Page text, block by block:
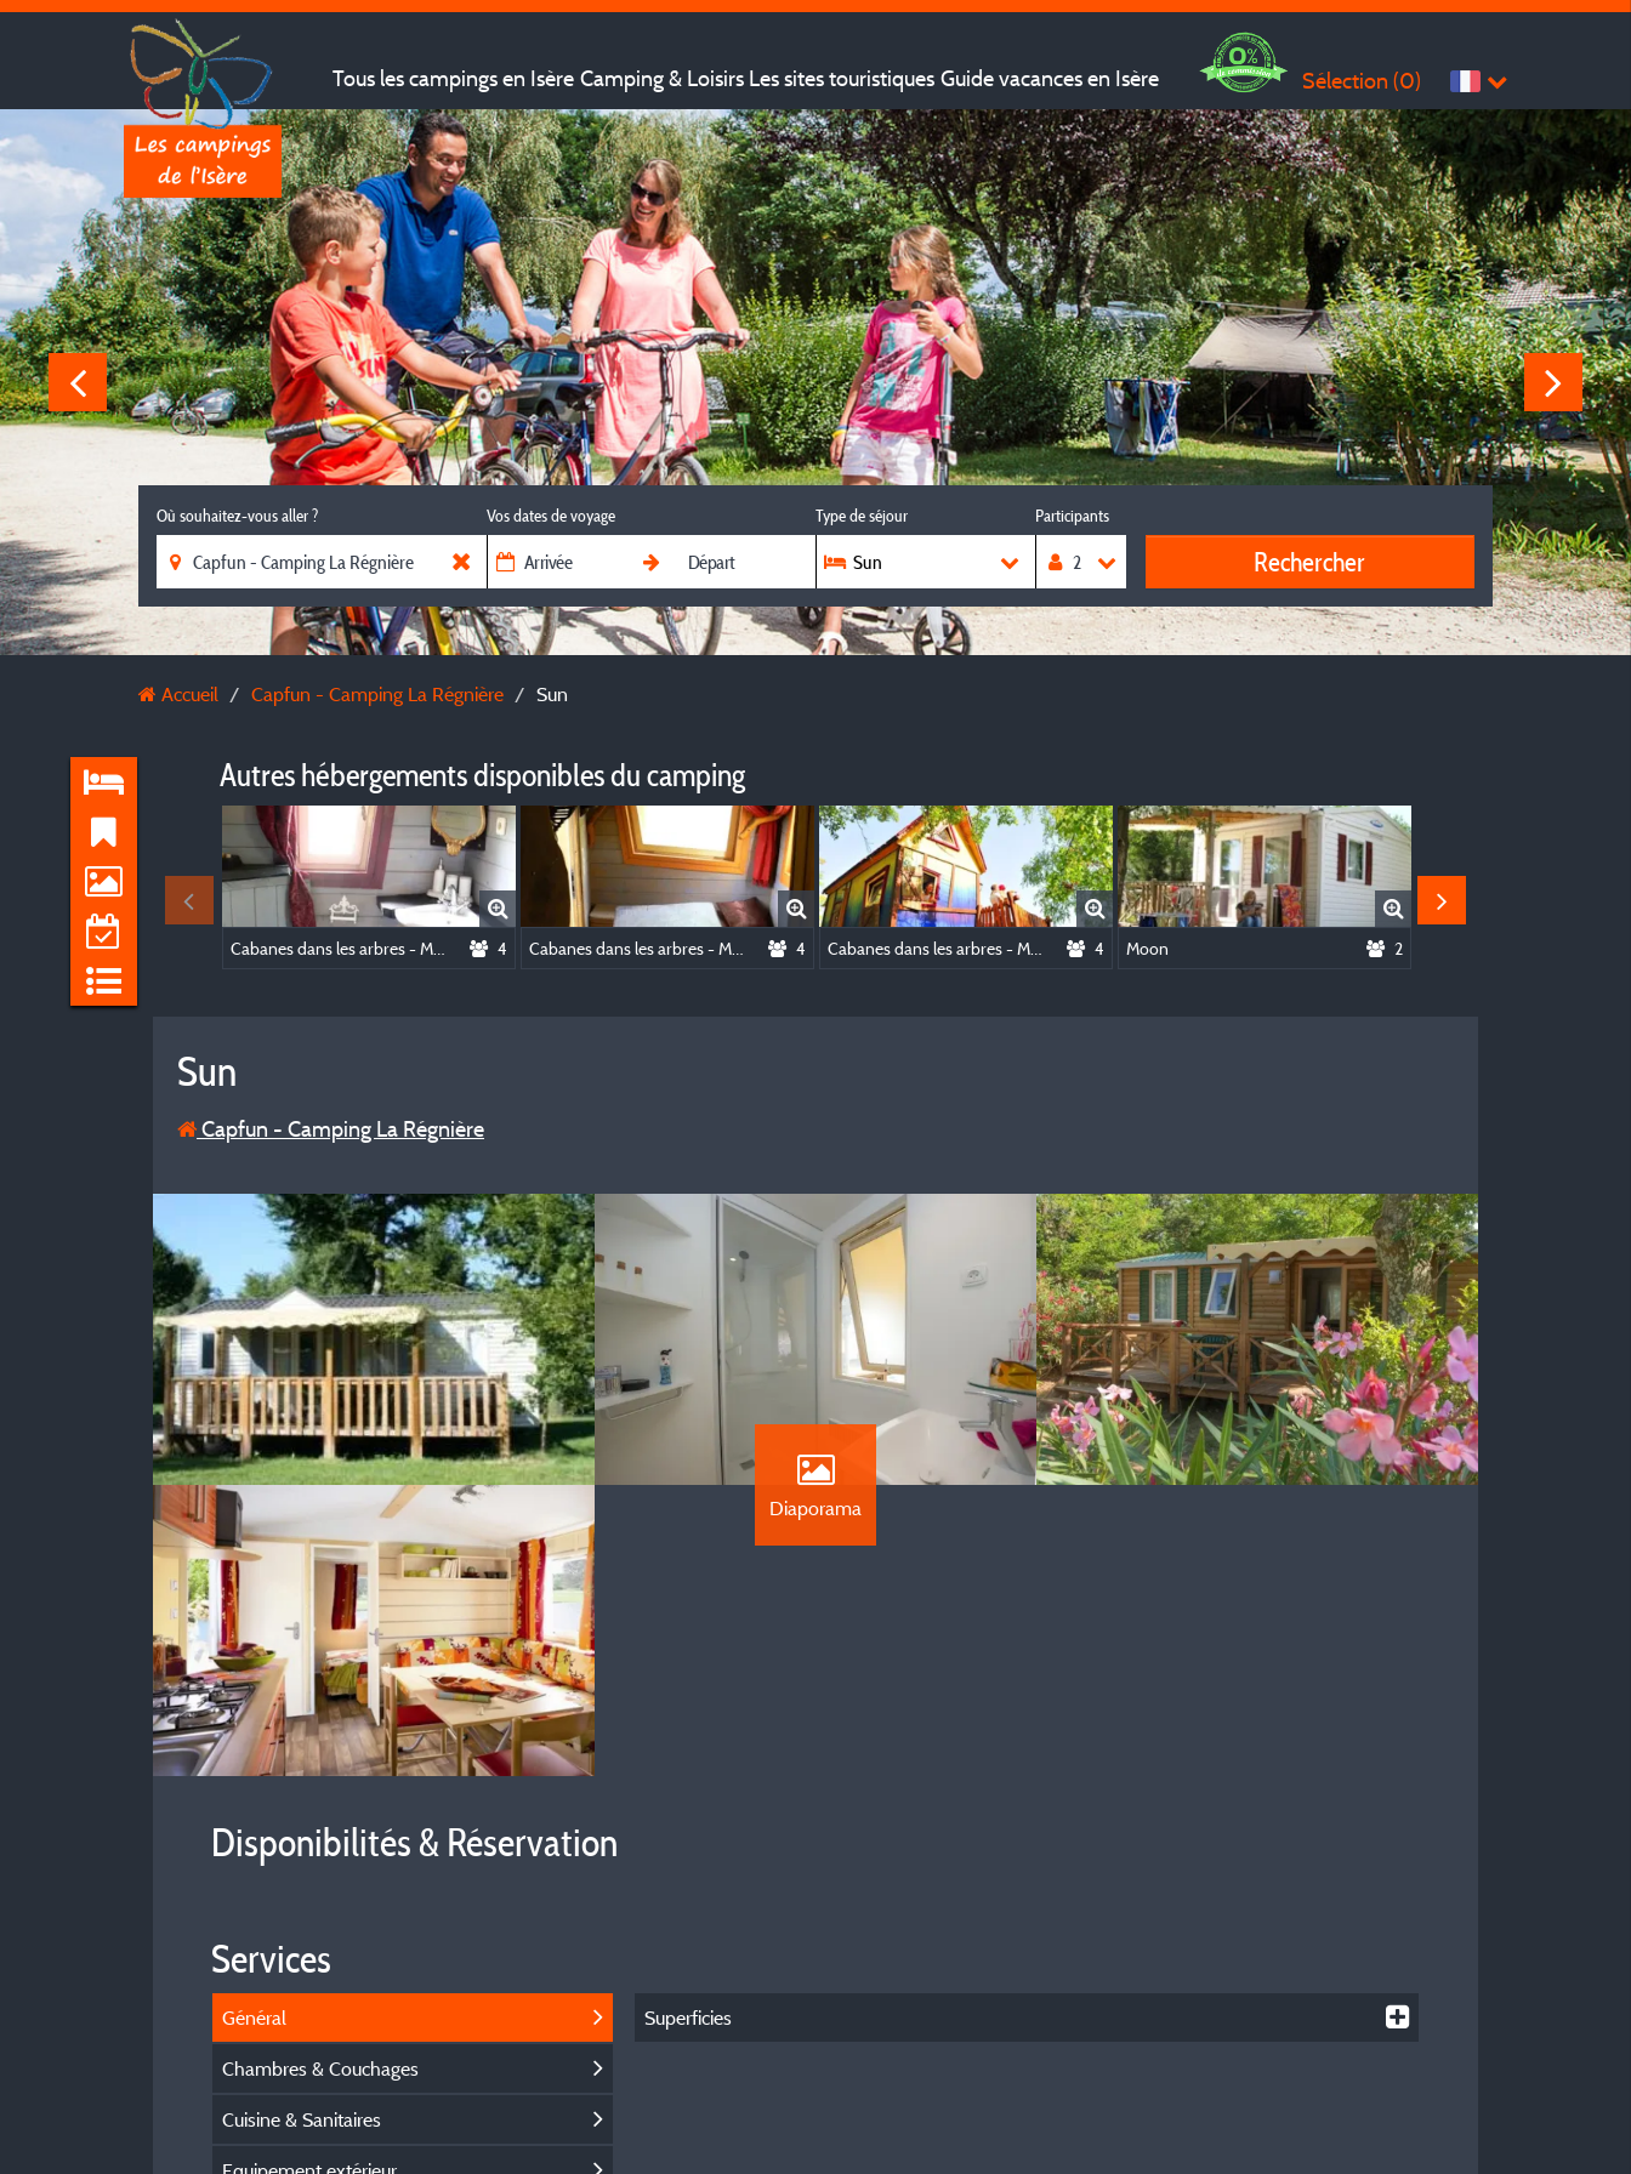
Tous les campings en Isère Camping & Loisirs Les sites touristiques Guide vacances en Isère Sélection (0)
Où souhaitez-vous aller ? Vos dates de voyage Type de séjour
Sun
Participants
Rechercher
Accueil Capfun - Camping La Régnière Sun
Autres hébergements disponibles du camping
Cabanes dans les arbres - Maison de la Princesse Perchée - Univers Carabouille 4 Cabanes dans les arbres - Maison du Chevalier Cleptomane - Univers Carabouille 4 Cabanes dans les arbres - Maison du Vicomte Parvenu - Univers Carabouille 4 Moon 2
Sun
Capfun - Camping La Régnière
Diaporama
Disponibilités & Réservation
Services
Général
Chambres & Couchages
Cuisine & Sanitaires
Superficies